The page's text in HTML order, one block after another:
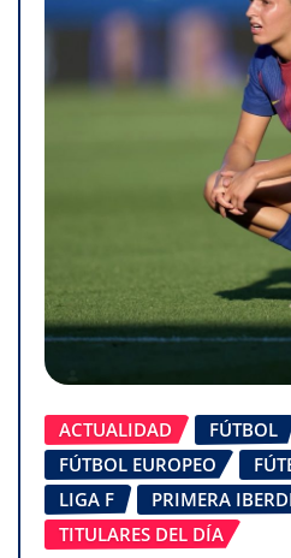
ACTUALIDAD
FÚTBOL
FÚTBOL EUROPEO
LIGA F
PRIMERA
TITULARES DEL DÍA